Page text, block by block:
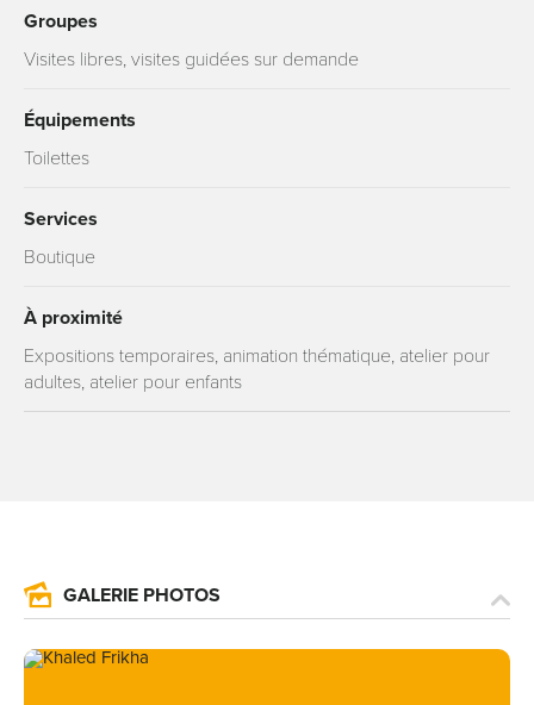
Groupes
Visites libres, visites guidées sur demande
Équipements
Toilettes
Services
Boutique
À proximité
Expositions temporaires, animation thématique, atelier pour
adultes, atelier pour enfants
GALERIE PHOTOS